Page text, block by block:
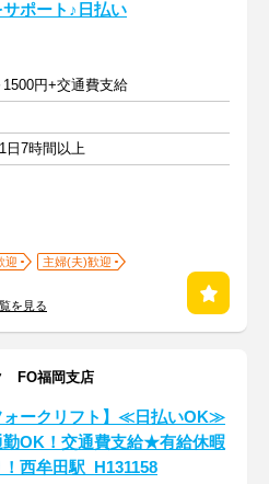
ポート♪日払い
円+交通費支給
日7時間以上
迎
主婦(夫)歓迎
を見る
FO福岡支店
ォークリフト】≪日払いOK≫
勤OK！交通費支給★有給休暇
！西牟田駅_H131158